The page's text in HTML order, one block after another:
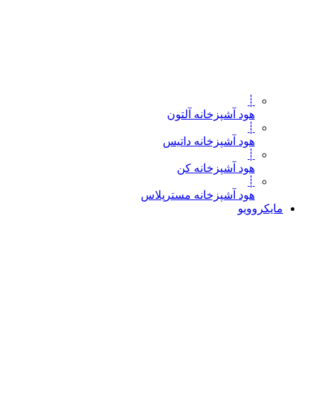
┊
هود آشپزخانه آلتون
┊
هود آشپزخانه داتیس
┊
هود آشپزخانه کن
┊
هود آشپزخانه مسترپلاس
مایکروویو